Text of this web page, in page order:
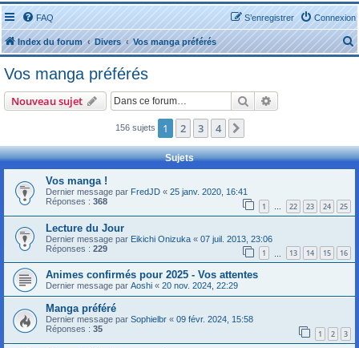
FAQ Connexion
S’enregistrer
Index du forum Divers Vos manga préférés
e
c
Vos manga préférés
Nouveau sujet Rechercher
156 sujets 1 2 3 4
Sujets
Vos manga !
Dernier message par FredJD « 25 janv. 2020, 16:41
Réponses : 368 1 … 22 23 24 25
Lecture du Jour
Dernier message par Eikichi Onizuka « 07 juil. 2013, 23:06
Réponses : 229 1 13 14 15 16
Animes confirmés pour 2025 - Vos attentes
Dernier message par Aoshi « 20 nov. 2024, 22:29
Manga préféré
Dernier message par Sophielbr « 09 févr. 2024, 15:58
Réponses : 35 1 2 3